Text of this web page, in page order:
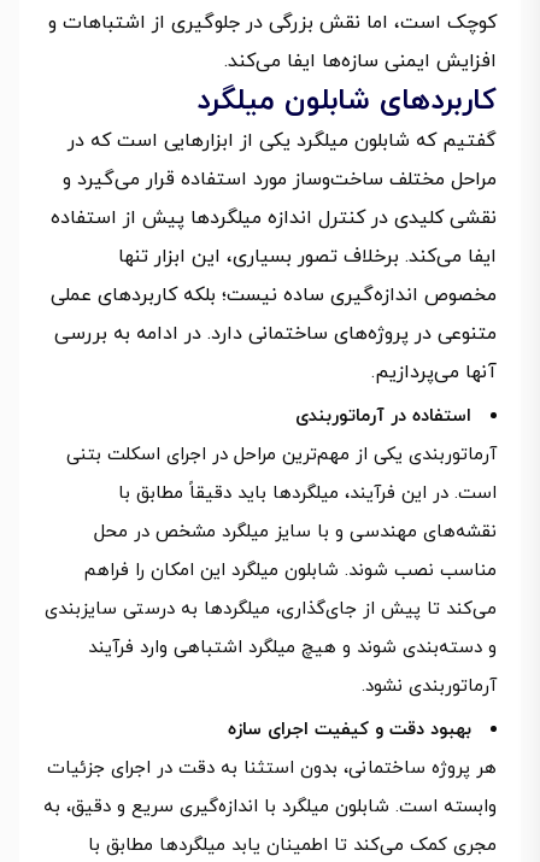
کوچک است، اما نقش بزرگی در جلوگیری از اشتباهات و
افزایش ایمنی سازه‌ها ایفا می‌کند.
کاربردهای شابلون میلگرد
گفتیم که شابلون میلگرد یکی از ابزارهایی است که در
مراحل مختلف ساخت‌وساز مورد استفاده قرار می‌گیرد و
نقشی کلیدی در کنترل اندازه میلگردها پیش از استفاده
ایفا می‌کند. برخلاف تصور بسیاری، این ابزار تنها
مخصوص اندازه‌گیری ساده نیست؛ بلکه کاربردهای عملی
متنوعی در پروژه‌های ساختمانی دارد. در ادامه به بررسی
آنها می‌پردازیم.
استفاده در آرماتوربندی
آرماتوربندی یکی از مهم‌ترین مراحل در اجرای اسکلت بتنی
است. در این فرآیند، میلگردها باید دقیقاً مطابق با
نقشه‌های مهندسی و با سایز میلگرد مشخص در محل
مناسب نصب شوند. شابلون میلگرد این امکان را فراهم
می‌کند تا پیش از جای‌گذاری، میلگردها به درستی سایز‌بندی
و دسته‌بندی شوند و هیچ میلگرد اشتباهی وارد فرآیند
آرماتوربندی نشود.
بهبود دقت و کیفیت اجرای سازه
هر پروژه ساختمانی، بدون استثنا به دقت در اجرای جزئیات
وابسته است. شابلون میلگرد با اندازه‌گیری سریع و دقیق، به
مجری کمک می‌کند تا اطمینان یابد میلگردها مطابق با